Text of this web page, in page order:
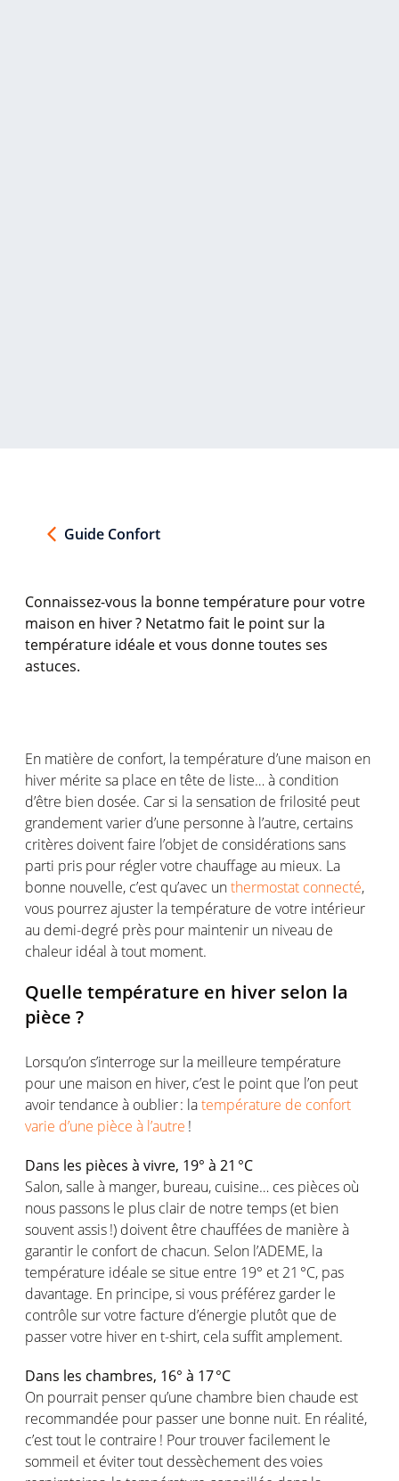
Guide Confort
Connaissez-vous la bonnetempérature pourvotre
maison en hiver ? Netatmo fait le point sur la
température idéale etvous donnetoutes ses
astuces.
En matière de confort, latempérature d’une maison en
hiver mérite sa place entête de liste… à condition
d’être bien dosée. Carsi la sensation de frilosité peut
grandementvarier d’une personne à l’autre, certains
critères doiventfaire l’objet de considérationssans
parti pris pour réglervotre chauffage au mieux. La
bonne nouvelle, c’est qu’avec unthermostat connecté,
vous pourrezajuster latempérature de votre intérieur
au demi-degré près pour maintenir un niveau de
chaleur idéal à tout moment.
Quelle température en hiver selon la
pièce ?
Lorsqu’ons’interroge sur la meilleure température
pour une maison en hiver, c’est le point que l’on peut
avoirtendance à oublier: latempérature de confort
varie d’une pièce à l’autre !
Dans les pièces à vivre, 19° à 21 °C
Salon, salle à manger, bureau, cuisine… ces pièces où
nous passons le plus clair de notre temps (et bien
souventassis!) doivent être chauffées de manière à
garantir le confort de chacun. Selon l’ADEME, la
température idéale se situe entre 19° et 21 °C, pas
davantage. En principe,si vous préférez garder le
contrôle survotre facture d’énergie plutôt que de
passervotre hiver ent-shirt, celasuffitamplement.
Dans les chambres, 16° à 17 °C
On pourrait penser qu’une chambre bien chaude est
recommandée pour passer une bonne nuit. En réalité,
c’esttout le contraire ! Pourtrouverfacilement le
sommeil et évitertout dessèchement desvoies